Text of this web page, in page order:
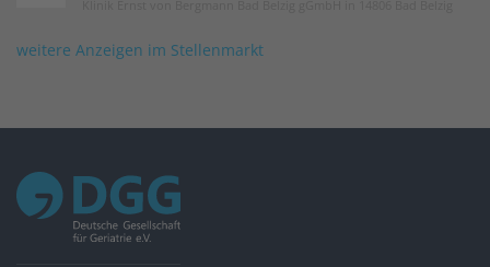
weitere Anzeigen im Stellenmarkt